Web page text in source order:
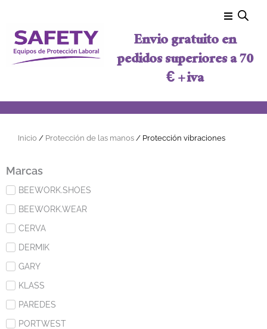
Envio gratuito en
pedidos superiores a 70
€ + iva
Inicio / Protección de las manos / Protección vibraciones
Marcas
BEEWORK.SHOES
BEEWORK.WEAR
CERVA
DERMIK
GARY
KLASS
PAREDES
PORTWEST